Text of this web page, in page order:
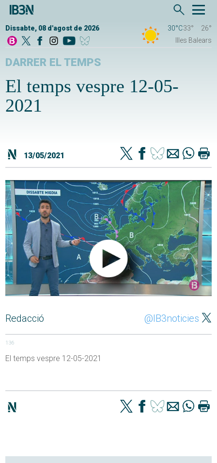
Dissabte, 08 d'agost de 2026 30°C33°
26°
Illes Balears
DARRER EL TEMPS
El temps vespre 12-05-
2021
13/05/2021
Redacció @IB3noticies
136
El temps vespre 12-05-2021